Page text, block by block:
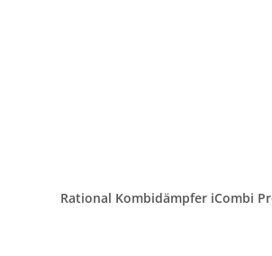
Rational Kombidämpfer iCombi